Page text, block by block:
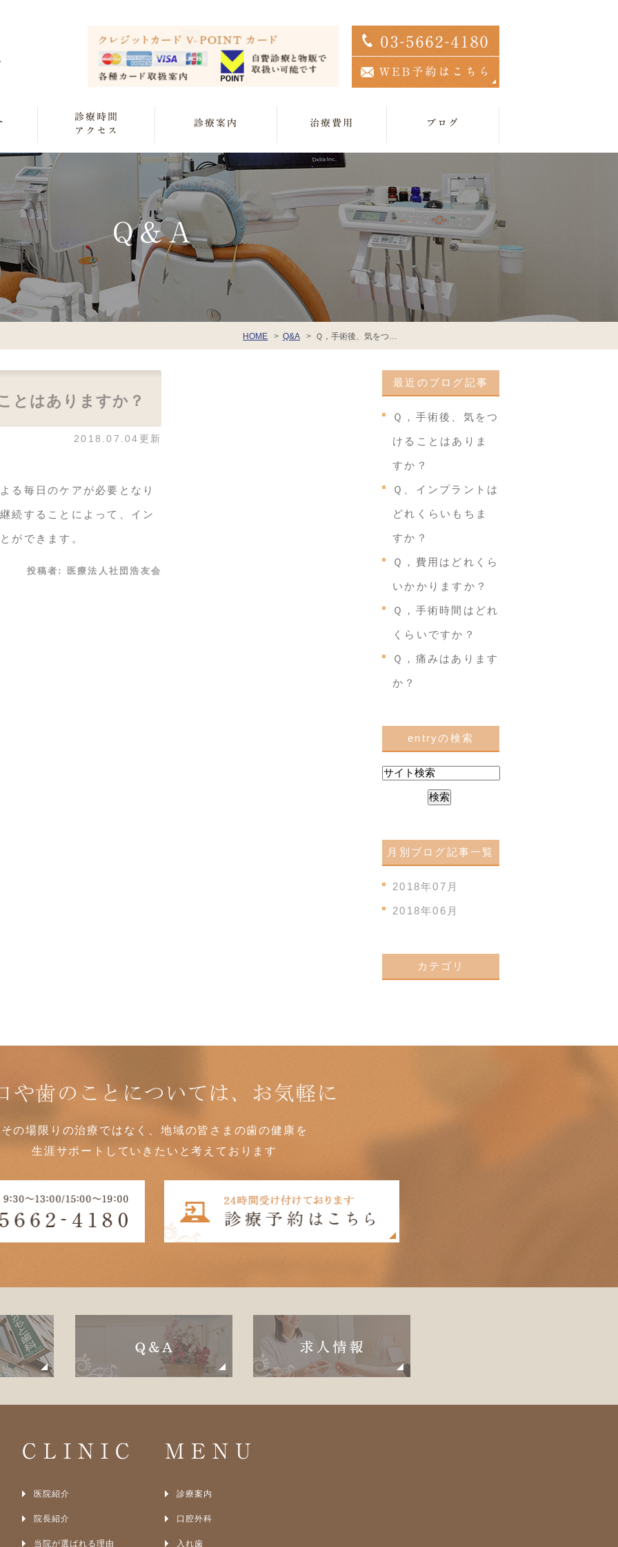
診療時間
アクセス
診療案内 治療費用 ブログ
Q&A
HOME Q&A Ｑ，手術後、気をつけることはありますか？
とはありますか？
2018.07.04更新
る毎日のケアが必要となり
続することによって、イン
ができます。
投稿者: 医療法人社団浩友会
最近のブログ記事
Ｑ，手術後、気をつ
けることはありま
すか？
Ｑ、インプラントは
どれくらいもちま
すか？
Ｑ，費用はどれくら
いかかりますか？
Ｑ，手術時間はどれ
くらいですか？
Ｑ，痛みはあります
か？
entryの検索
月別ブログ記事一覧
2018年07月
2018年06月
カテゴリ
や歯のことについては、お気軽に
その場限りの治療ではなく、地域の皆さまの歯の健康を
生涯サポートしていきたいと考えております
CLINIC
医院紹介
院長紹介
当院が選ばれる理由
MENU
診療案内
口腔外科
入れ歯